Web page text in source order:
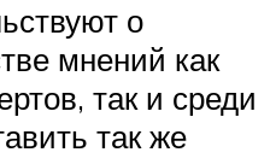
о
мнений как
так и среди
так же